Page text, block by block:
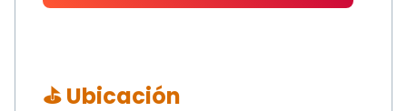
⛳ Ubicación